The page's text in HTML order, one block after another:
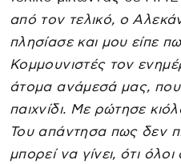
από τον τελικό, ο
πλησίασε και μου είπε
Κομμουνιστές τον
άτομα ανάμεσά μας,
παιχνίδι. Με ρώτησε
Του απάντησα πως δεν
μπορεί να γίνει, ότι όλοι